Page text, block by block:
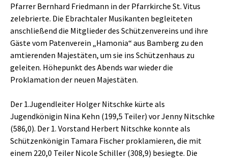
Pfarrer Bernhard Friedmann in der Pfarrkirche St. Vitus
zelebrierte. Die Ebrachtaler Musikanten begleiteten
anschließend die Mitglieder des Schützenvereins und ihre
Gäste vom Patenverein „Hamonia“ aus Bamberg zu den
amtierenden Majestäten, um sie ins Schützenhaus zu
geleiten. Höhepunkt des Abends war wieder die
Proklamation der neuen Majestäten.
Der 1.Jugendleiter Holger Nitschke kürte als
Jugendkönigin Nina Kehn (199,5 Teiler) vor Jenny Nitschke
(586,0). Der 1. Vorstand Herbert Nitschke konnte als
Schützenkönigin Tamara Fischer proklamieren, die mit
einem 220,0 Teiler Nicole Schiller (308,9) besiegte. Die